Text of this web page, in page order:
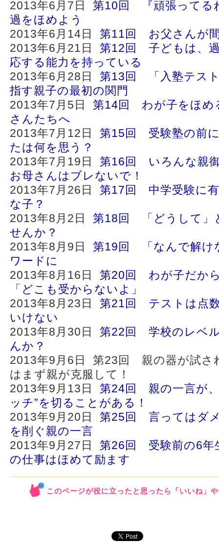
2013年6月7日 第10回 『頑張ってる
過をほめよう
2013年6月14日 第11回 お父さんが
2013年6月21日 第12回 子どもは、
応する能力を持っている
2013年6月28日 第13回 「入塾テス
指す親子の最初の関門
2013年7月5日 第14回 わが子をほめ
さんたちへ
2013年7月12日 第15回 受験塾の前
たは何を思う？
2013年7月19日 第16回 いろんな親
お母さんはブレないで！
2013年7月26日 第17回 中学受験に
な子？
2013年8月2日 第18回 「どうして」
せんか？
2013年8月9日 第19回 「なんで解け
ワードに
2013年8月16日 第20回 わが子だか
「どこも受からないよ」
2013年8月23日 第21回 テストは点
いけない
2013年8月30日 第22回 学校のレベ
んか？
2013年9月6日 第23回 親の器が試さ
はまず親が克服して！
2013年9月13日 第24回 親の一言が
ッチ”を切ることがある！
2013年9月20日 第25回 言ってはダ
を削ぐ親の一言
2013年9月27日 第26回 受験前の6
の仕事はほめて励ます
このページが役に立ったと思ったら「いいね」